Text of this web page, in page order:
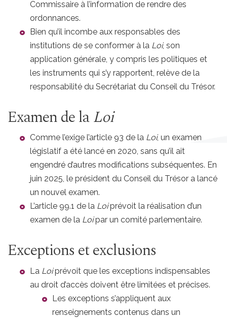
Commissaire à l’information de rendre des
ordonnances.
Bien qu’il incombe aux responsables des
institutions de se conformer à la Loi, son
application générale, y compris les politiques et
les instruments qui s’y rapportent, relève de la
responsabilité du Secrétariat du Conseil du Trésor.
Examen de laLoi
Comme l’exige l’article 93 de la Loi, un examen
législatif a été lancé en 2020, sans qu’il ait
engendré d’autres modifications subséquentes. En
juin 2025, le président du Conseil du Trésor a lancé
un nouvel examen.
L’article 99.1 de la Loiprévoit la réalisation d’un
examen de la Loipar un comité parlementaire.
Exceptions et exclusions
La Loiprévoit que les exceptions indispensables
au droit d’accès doivent être limitées et précises.
Les exceptions s’appliquent aux
renseignements contenus dans un